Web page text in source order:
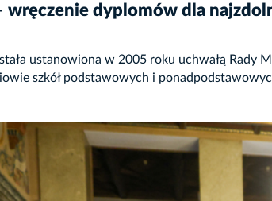
wręczenie dyplomów dla
ustanowiona w 2005 roku uchwałą
szkół podstawowych i